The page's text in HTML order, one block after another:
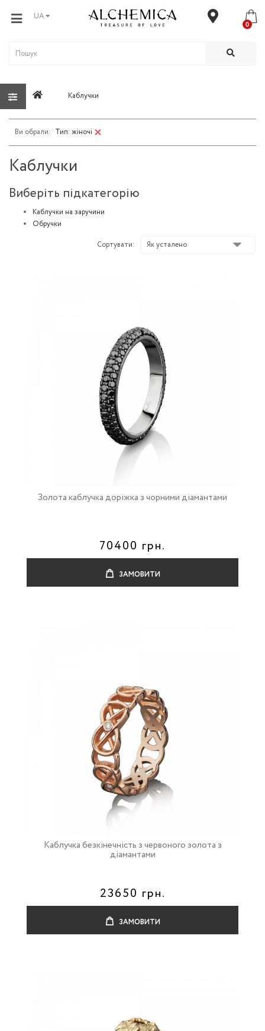
UA
0
Каблучки
Тип: жіночі
Каблучки
Виберіть підкатегорію
Каблучки на заручини
Обручки
Сортувати:
Золота каблучка доріжка з чорними діамантами
70400 грн.
ЗАМОВИТИ
Каблучка безкінечність з червоного золота з
діамантами
23650 грн.
ЗАМОВИТИ